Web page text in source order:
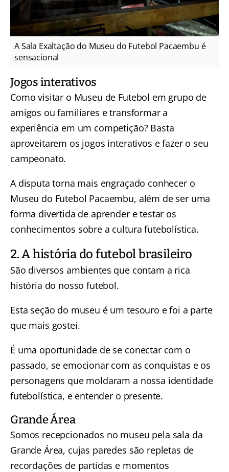
A Sala Exaltação do Museu do Futebol Pacaembu é
sensacional
Jogos interativos
Como visitar o Museu de Futebol em grupo de
amigos ou familiares e transformar a
experiência em um competição? Basta
aproveitarem os jogos interativos e fazer o seu
campeonato.
A disputa torna mais engraçado conhecer o
Museu do Futebol Pacaembu, além de ser uma
forma divertida de aprender e testar os
conhecimentos sobre a cultura futebolística.
2. A história do futebol brasileiro
São diversos ambientes que contam a rica
história do nosso futebol.
Esta seção do museu é um tesouro e foi a parte
que mais gostei.
É uma oportunidade de se conectar com o
passado, se emocionar com as conquistas e os
personagens que moldaram a nossa identidade
futebolística, e entender o presente.
Grande Área
Somos recepcionados no museu pela sala da
Grande Área, cujas paredes são repletas de
recordações de partidas e momentos